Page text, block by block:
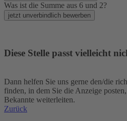
Was ist die Summe aus 6 und 2?
jetzt unverbindlich bewerben
Diese Stelle passt vielleicht
Dann helfen Sie uns gerne den/die
finden, in dem Sie die Anzeige
Bekannte weiterleiten.
Zurück